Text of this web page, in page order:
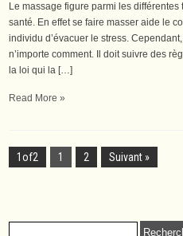
Le massage figure parmi les
santé. En effet se faire masser aide le
individu d’évacuer le stress.
n’importe comment. Il doit suivre des
la loi qui la […]
Read More »
1of2 1 2 Suivant »
Rechercher :